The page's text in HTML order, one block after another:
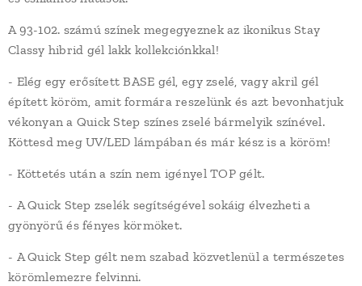
A 93-102. számú színek megegyeznek az ikonikus Stay
Classy hibrid gél lakk kollekciónkkal!
- Elég egy erősített BASE gél, egy zselé, vagy akril gél
épített köröm, amit formára reszelünk és azt bevonhatjuk
vékonyan a Quick Step színes zselé bármelyik színével.
Köttesd meg UV/LED lámpában és már kész is a köröm!
- Köttetés után a szín nem igényel TOP gélt.
- A Quick Step zselék segítségével sokáig élvezheti a
gyönyörű és fényes körmöket.
- A Quick Step gélt nem szabad közvetlenül a természetes
körömlemezre felvinni.